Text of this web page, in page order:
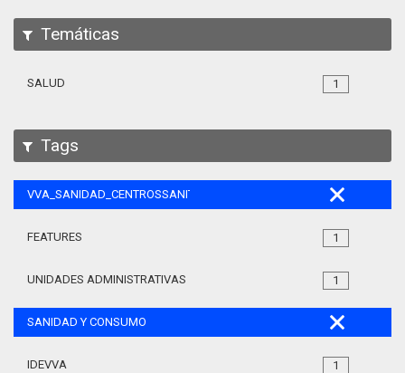
Temáticas
1
SALUD
Tags
VVA_SANIDAD_CENTROSSANITARIOS_105
1
FEATURES
1
UNIDADES ADMINISTRATIVAS
SANIDAD Y CONSUMO
1
IDEVVA